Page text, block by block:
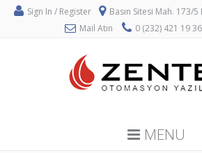
Sign In / Register
Basın Sitesi Mah. 173/
Mail Atın
0 (232) 421 19 36
MENU